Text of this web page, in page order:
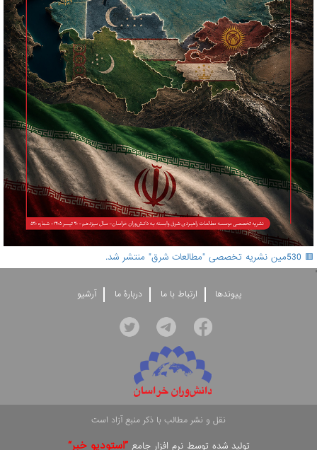
🟥 530مین نشریه تخصصی "مطالعات شرق" منتشر شد.
'
پيوندها ارتباط با ما دربارۀ ما آرشيو
نقل و نشر مطالب با ذکر منبع آزاد است
توليد شده توسط نرم افزار جامع”استوديو خبر“